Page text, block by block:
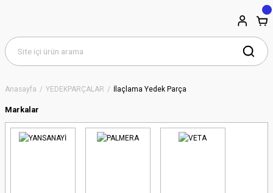
Anasayfa YEDEKPARÇALAR İlaçlama Yedek Parça
Markalar